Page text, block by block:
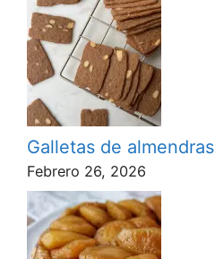
Galletas de almendras
Febrero 26, 2026